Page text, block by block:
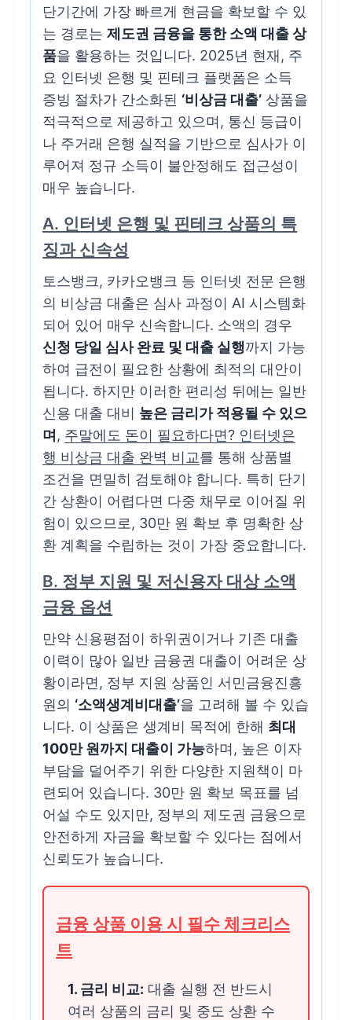
단기간에 가장 빠르게 현금을 확보할 수 있
는 경로는제도권 금융을 통한 소액 대출 상
품을 활용하는 것입니다. 2025년 현재, 주
요 인터넷 은행 및 핀테크 플랫폼은 소득
증빙 절차가 간소화된 ‘비상금 대출’ 상품을
적극적으로 제공하고 있으며, 통신 등급이
나 주거래 은행 실적을 기반으로 심사가 이
루어져 정규 소득이 불안정해도 접근성이
매우 높습니다.
A. 인터넷 은행 및 핀테크 상품의 특
징과 신속성
토스뱅크, 카카오뱅크 등 인터넷 전문 은행
의 비상금 대출은 심사 과정이 AI 시스템화
되어 있어 매우 신속합니다. 소액의 경우
신청 당일 심사 완료 및 대출 실행까지 가능
하여 급전이 필요한 상황에 최적의 대안이
됩니다. 하지만 이러한 편리성 뒤에는 일반
신용 대출 대비 높은 금리가 적용될 수 있으
며 , 주말에도 돈이 필요하다면? 인터넷은
행 비상금 대출 완벽 비교를 통해 상품별
조건을 면밀히 검토해야 합니다. 특히 단기
간 상환이 어렵다면 다중 채무로 이어질 위
험이 있으므로, 30만 원 확보 후 명확한 상
환 계획을 수립하는 것이 가장 중요합니다.
B. 정부 지원 및 저신용자 대상 소액
금융 옵션
만약 신용평점이 하위권이거나 기존 대출
이력이 많아 일반 금융권 대출이 어려운 상
황이라면, 정부 지원 상품인 서민금융진흥
원의 ‘소액생계비대출’을 고려해 볼 수 있습
니다. 이 상품은 생계비 목적에 한해 최대
100만 원까지 대출이 가능하며, 높은 이자
부담을 덜어주기 위한 다양한 지원책이 마
련되어 있습니다. 30만 원 확보 목표를 넘
어설 수도 있지만, 정부의 제도권 금융으로
안전하게 자금을 확보할 수 있다는 점에서
신뢰도가 높습니다.
금융 상품 이용 시 필수 체크리스
트
1. 금리 비교: 대출 실행 전 반드시
여러 상품의 금리 및 중도 상환 수